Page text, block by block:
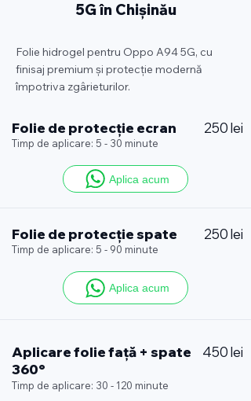
5G în Chișinău
Folie hidrogel pentru Oppo A94 5G, cu
finisaj premium și protecție modernă
împotriva zgârieturilor.
Folie de protecție ecran 250 lei
Timp de aplicare: 5 - 30 minute
Aplica acum
Folie de protecție spate 250 lei
Timp de aplicare: 5 - 90 minute
Aplica acum
Aplicare folie față + spate
360°
450 lei
Timp de aplicare: 30 - 120 minute